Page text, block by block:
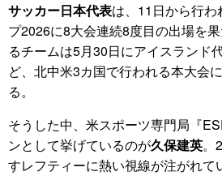
サッカー日本代表は、11日から行
プ2026に8大会連続8度目の出場を
るチームは5月30日にアイスランド
ど、北中米3カ国で行われる本大会
る。
そうした中、米スポーツ専門局『
ンとして挙げているのが久保建英。
すレフティーに熱い視線が注がれて